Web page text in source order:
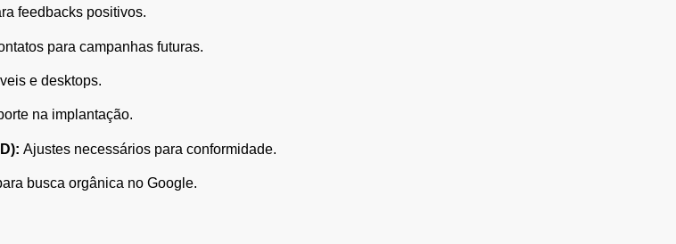
feedbacks positivos.
para campanhas futuras.
e desktops.
na implantação.
Ajustes necessários para conformidade.
busca orgânica no Google.